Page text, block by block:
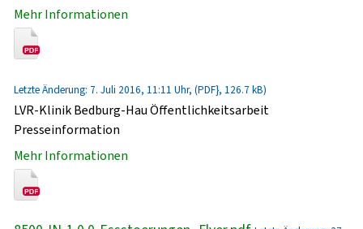
Mehr Informationen
Letzte Änderung: 7. Juli 2016, 11:11 Uhr, (PDF}, 126.7 kB)
LVR-Klinik Bedburg-Hau Öffentlichkeitsarbeit
Presseinformation
Mehr Informationen